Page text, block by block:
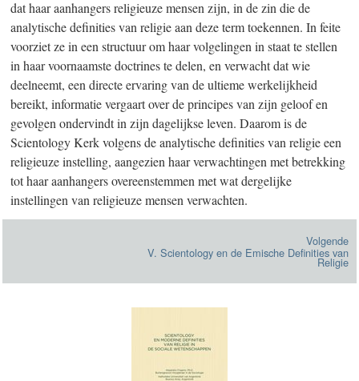
dat haar aanhangers religieuze mensen zijn, in de zin die de
analytische definities van religie aan deze term toekennen. In feite
voorziet ze in een structuur om haar volgelingen in staat te stellen
in haar voornaamste doctrines te delen, en verwacht dat wie
deelneemt, een directe ervaring van de ultieme werkelijkheid
bereikt, informatie vergaart over de principes van zijn geloof en
gevolgen ondervindt in zijn dagelijkse leven. Daarom is de
Scientology Kerk volgens de analytische definities van religie een
religieuze instelling, aangezien haar verwachtingen met betrekking
tot haar aanhangers overeenstemmen met wat dergelijke
instellingen van religieuze mensen verwachten.
Volgende
V. Scientology en de Emische Definities van
Religie